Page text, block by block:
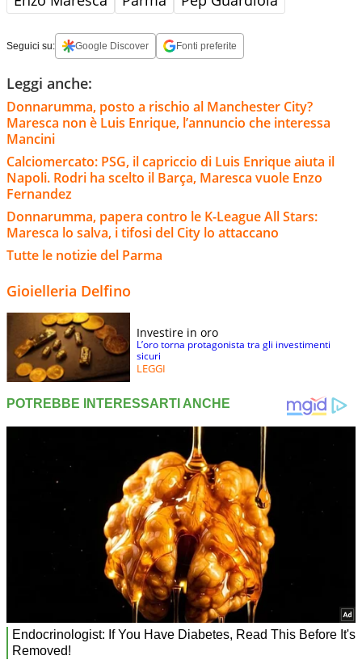
Seguici su: Google Discover Fonti preferite
Leggi anche:
Donnarumma, posto a rischio al Manchester City?
Maresca non è Luis Enrique, l’annuncio che interessa
Mancini
Calciomercato: PSG, il capriccio di Luis Enrique aiuta il
Napoli. Rodri ha scelto il Barça, Maresca vuole Enzo
Fernandez
Donnarumma, papera contro le K-League All Stars:
Maresca lo salva, i tifosi del City lo attaccano
Tutte le notizie del Parma
Gioielleria Delfino
Investire in oro
L’oro torna protagonista tra gli investimenti
sicuri
LEGGI